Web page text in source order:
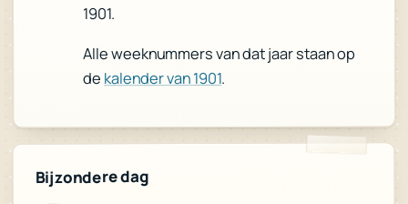
1901.
Alle weeknummers van dat jaar staan op
de kalender van 1901.
Bijzondere dag